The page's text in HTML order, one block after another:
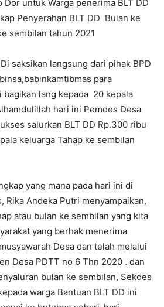
Dor untuk Warga penerima BLT DD
Penyerahan BLT DD Bulan ke
sembilan tahun 2021
saksikan langsung dari pihak BPD
para
bagikan lang kepada 20 kepala
hari ini Pemdes Desa
salurkan BLT DD Rp.300 ribu
keluarga Tahap ke sembilan
yang mana pada hari ini di
Rika Andeka Putri menyampaikan,
atau bulan ke sembilan yang kita
yang berhak menerima
Desa dan telah melalui
Desa PDTT no 6 Thn 2020 . dan
bulan ke sembilan, Sekdes
warga Bantuan BLT DD ini